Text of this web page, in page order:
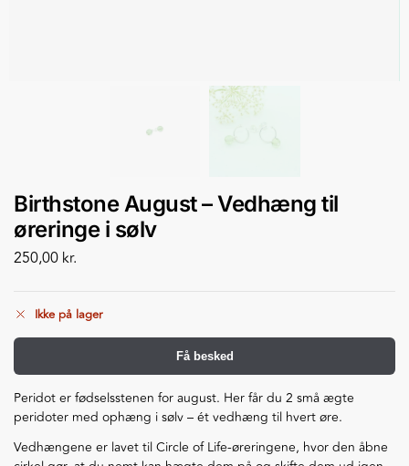
Birthstone August – Vedhæng til
øreringe i sølv
250,00 kr.
Ikke på lager
Få besked
Peridot er fødselsstenen for august. Her får du 2 små ægte
peridoter med ophæng i sølv – ét vedhæng til hvert øre.
Vedhængene er lavet til Circle of Life-øreringene, hvor den åbne